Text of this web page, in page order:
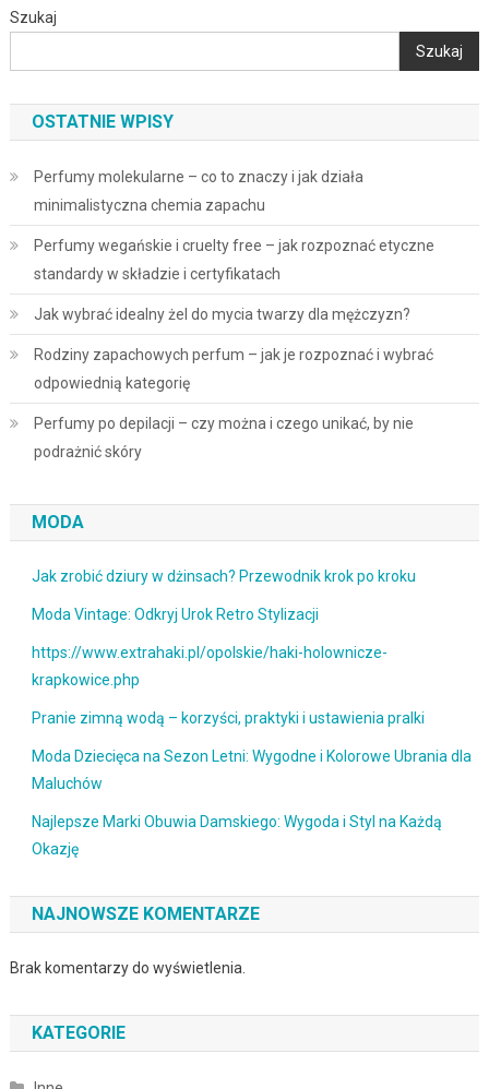
Szukaj
Szukaj
OSTATNIE WPISY
Perfumy molekularne – co to znaczy i jak działa
minimalistyczna chemia zapachu
Perfumy wegańskie i cruelty free – jak rozpoznać etyczne
standardy w składzie i certyfikatach
Jak wybrać idealny żel do mycia twarzy dla mężczyzn?
Rodziny zapachowych perfum – jak je rozpoznać i wybrać
odpowiednią kategorię
Perfumy po depilacji – czy można i czego unikać, by nie
podrażnić skóry
MODA
Jak zrobić dziury w dżinsach? Przewodnik krok po kroku
Moda Vintage: Odkryj Urok Retro Stylizacji
https://www.extrahaki.pl/opolskie/haki-holownicze-
krapkowice.php
Pranie zimną wodą – korzyści, praktyki i ustawienia pralki
Moda Dziecięca na Sezon Letni: Wygodne i Kolorowe Ubrania dla
Maluchów
Najlepsze Marki Obuwia Damskiego: Wygoda i Styl na Każdą
Okazję
NAJNOWSZE KOMENTARZE
Brak komentarzy do wyświetlenia.
KATEGORIE